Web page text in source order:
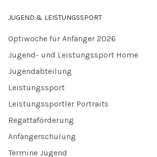
JUGEND & LEISTUNGSSPORT
Optiwoche für Anfänger 2026
Jugend- und Leistungssport Home
Jugendabteilung
Leistungssport
Leistungssportler Portraits
Regattaförderung
Anfängerschulung
Termine Jugend